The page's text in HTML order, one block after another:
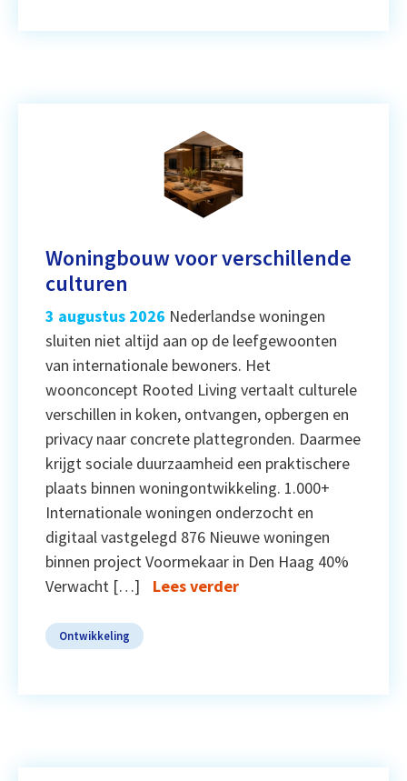
Woningbouw voor verschillende
culturen
3 augustus 2026 Nederlandse woningen
sluiten niet altijd aan op de leefgewoonten
van internationale bewoners. Het
woonconcept Rooted Living vertaalt culturele
verschillen in koken, ontvangen, opbergen en
privacy naar concrete plattegronden. Daarmee
krijgt sociale duurzaamheid een praktischere
plaats binnen woningontwikkeling. 1.000+
Internationale woningen onderzocht en
digitaal vastgelegd 876 Nieuwe woningen
binnen project Voormekaar in Den Haag 40%
Verwacht […]
Lees verder
Ontwikkeling